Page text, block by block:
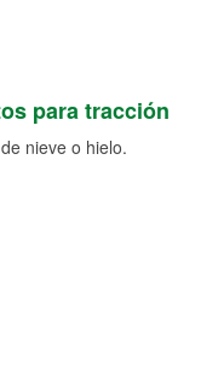
para tracción
nieve o hielo.